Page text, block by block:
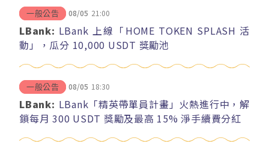
一般公告 08/05 21:00
LBank: LBank 上線「HOME TOKEN SPLASH 活
動」，瓜分 10,000 USDT 獎勵池
一般公告 08/05 18:30
LBank: LBank「精英帶單員計畫」火熱進行中，解
鎖每月 300 USDT 獎勵及最高 15% 淨手續費分紅